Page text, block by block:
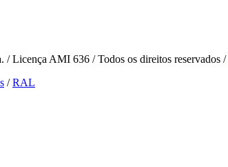
/ Licença AMI 636 / Todos os direitos reservados /
/RAL